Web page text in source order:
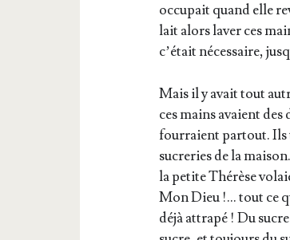
occu­pait quand elle
lait alors laver ces
c’était néces­saire,
Mais il y avait tout
ces mains avaient
four­raient par­tout. Ils
sucre­ries de la
la petite Thé­rèse
Mon Dieu !… tout ce
déjà attra­pé ! Du